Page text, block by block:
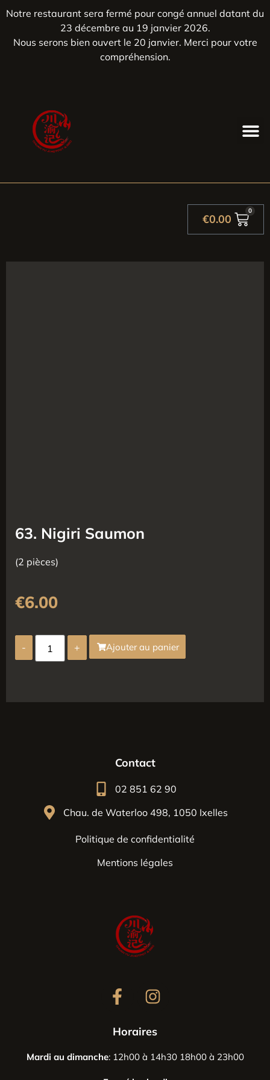
Notre restaurant sera fermé pour congé annuel datant du
23 décembre au 19 janvier 2026.
Nous serons bien ouvert le 20 janvier. Merci pour votre
compréhension.
€0.00
0
63. Nigiri Saumon
(2 pièces)
€6.00
- + Ajouter au panier
Contact
02 851 62 90
Chau. de Waterloo 498, 1050 Ixelles
Politique de confidentialité
Mentions légales
Horaires
Mardi au dimanche: 12h00 à 14h30 18h00 à 23h00